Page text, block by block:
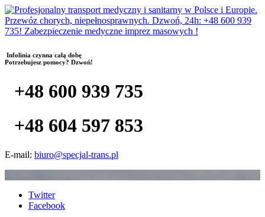
Infolinia czynna całą dobę
Potrzebujesz pomocy? Dzwoń!
+48 600 939 735
+48 604 597 853
E-mail: biuro@specjal-trans.pl
Twitter
Facebook